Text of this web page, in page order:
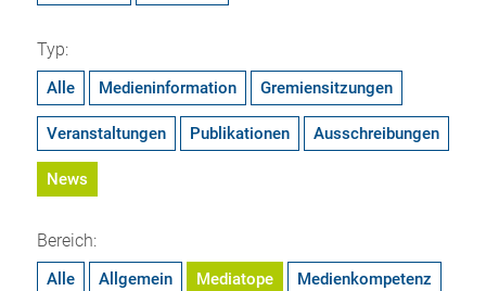
Typ:
Alle Medieninformation Gremiensitzungen
Veranstaltungen Publikationen Ausschreibungen
News
Bereich:
Alle Allgemein Mediatope Medienkompetenz